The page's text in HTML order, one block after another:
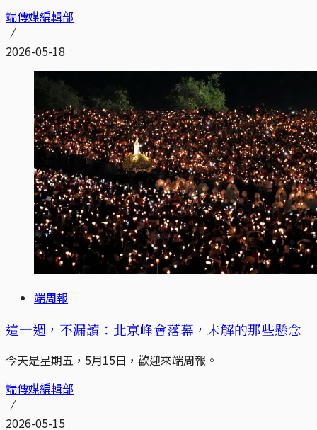
端傳媒編輯部
2026-05-18
端周報
這一週，不漏讀：北京峰會落幕，未解的那些懸念
今天是星期五，5月15日，歡迎來端周報。
端傳媒編輯部
2026-05-15